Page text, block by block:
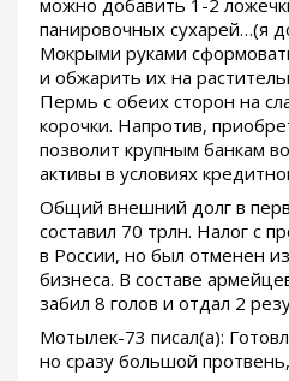
можно добавить 1-2
панировочных сухарей…(я
Мокрыми руками
и обжарить их на
Пермь с обеих сторон на
корочки. Напротив,
позволит крупным банкам
активы в условиях
Общий внешний долг в
составил 70 трлн. Налог с
в России, но был отменен
бизнеса. В составе
забил 8 голов и отдал 2
Мотылек-73 писал(а):
но сразу большой